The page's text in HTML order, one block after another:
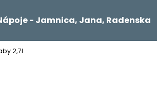
- Jamnica, Jana, Radenska
2,7l nájsť?